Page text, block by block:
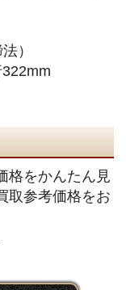
）
格をかんたん見
取参考価格をお